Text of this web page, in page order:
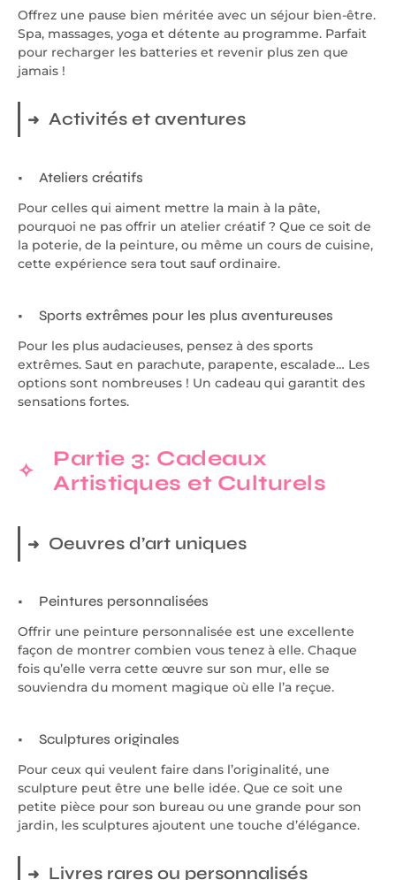
Offrez une pause bien méritée avec un séjour bien-être.
Spa, massages, yoga et détente au programme. Parfait
pour recharger les batteries et revenir plus zen que
jamais !
Activités et aventures
Ateliers créatifs
Pour celles qui aiment mettre la main à la pâte,
pourquoi ne pas offrir un atelier créatif ? Que ce soit de
la poterie, de la peinture, ou même un cours de cuisine,
cette expérience sera tout sauf ordinaire.
Sports extrêmes pour les plus aventureuses
Pour les plus audacieuses, pensez à des sports
extrêmes. Saut en parachute, parapente, escalade… Les
options sont nombreuses ! Un cadeau qui garantit des
sensations fortes.
Partie 3: Cadeaux
Artistiques et Culturels
Oeuvres d’art uniques
Peintures personnalisées
Offrir une peinture personnalisée est une excellente
façon de montrer combien vous tenez à elle. Chaque
fois qu’elle verra cette œuvre sur son mur, elle se
souviendra du moment magique où elle l’a reçue.
Sculptures originales
Pour ceux qui veulent faire dans l’originalité, une
sculpture peut être une belle idée. Que ce soit une
petite pièce pour son bureau ou une grande pour son
jardin, les sculptures ajoutent une touche d’élégance.
Livres rares ou personnalisés